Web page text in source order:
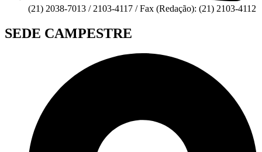
(21) 2038-7013 / 2103-4117 / Fax (Redação): (21) 2103-4112
SEDE CAMPESTRE